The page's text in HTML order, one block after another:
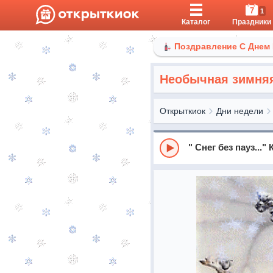
Каталог
7 1
Праздники
Поздравление С
Необычная
Открыткиок Дни недели
" Снег без